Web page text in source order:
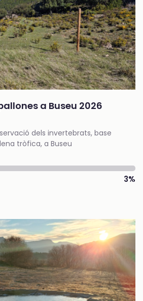
a Buseu 2026
dels invertebrats, base
tròfica, a Buseu
3%